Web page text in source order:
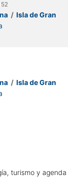
/ Isla de Gran
/ Isla de Gran
turismo y agenda